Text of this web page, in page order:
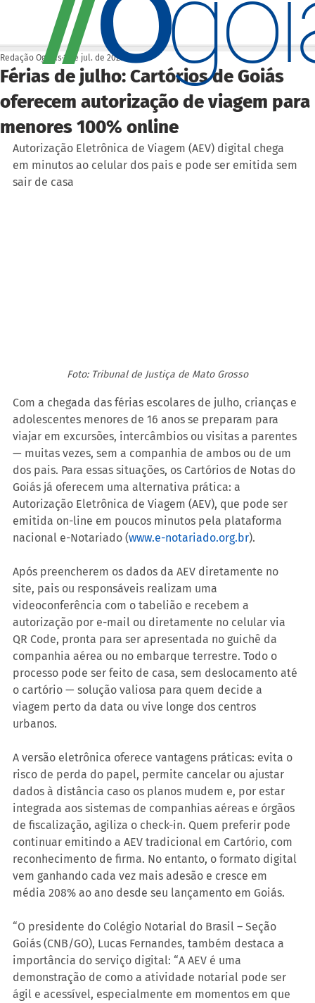
Férias de julho: Cartórios de Goiás
oferecem autorização de viagem para
menores 100% online
Redação Ogoiás 1 de jul. de 2025
Autorização Eletrônica de Viagem (AEV) digital chega
em minutos ao celular dos pais e pode ser emitida sem
sair de casa
Foto: Tribunal de Justiça de Mato Grosso
Com a chegada das férias escolares de julho, crianças e
adolescentes menores de 16 anos se preparam para
viajar em excursões, intercâmbios ou visitas a parentes
— muitas vezes, sem a companhia de ambos ou de um
dos pais. Para essas situações, os Cartórios de Notas do
Goiás já oferecem uma alternativa prática: a
Autorização Eletrônica de Viagem (AEV), que pode ser
emitida on-line em poucos minutos pela plataforma
nacional e-Notariado (www.e-notariado.org.br).
Após preencherem os dados da AEV diretamente no
site, pais ou responsáveis realizam uma
videoconferência com o tabelião e recebem a
autorização por e-mail ou diretamente no celular via
QR Code, pronta para ser apresentada no guichê da
companhia aérea ou no embarque terrestre. Todo o
processo pode ser feito de casa, sem deslocamento até
o cartório — solução valiosa para quem decide a
viagem perto da data ou vive longe dos centros
urbanos.
A versão eletrônica oferece vantagens práticas: evita o
risco de perda do papel, permite cancelar ou ajustar
dados à distância caso os planos mudem e, por estar
integrada aos sistemas de companhias aéreas e órgãos
de fiscalização, agiliza o check-in. Quem preferir pode
continuar emitindo a AEV tradicional em Cartório, com
reconhecimento de firma. No entanto, o formato digital
vem ganhando cada vez mais adesão e cresce em
média 208% ao ano desde seu lançamento em Goiás.
“O presidente do Colégio Notarial do Brasil – Seção
Goiás (CNB/GO), Lucas Fernandes, também destaca a
importância do serviço digital: “A AEV é uma
demonstração de como a atividade notarial pode ser
ágil e acessível, especialmente em momentos em que